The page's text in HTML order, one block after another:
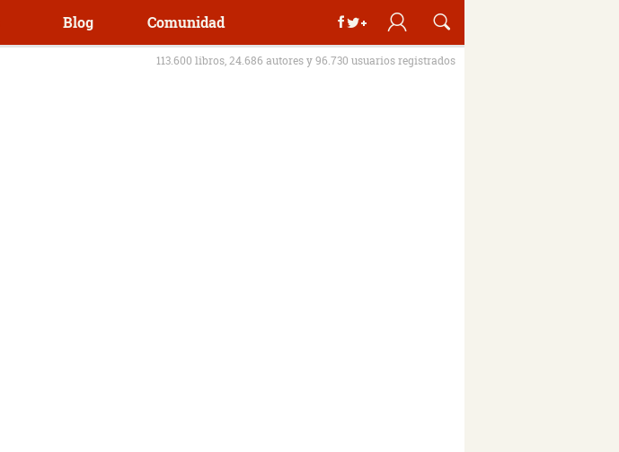
Blog Comunidad
113.600 libros, 24.686 autores y 96.730 usuarios registrados